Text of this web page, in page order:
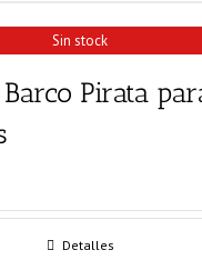
Sin stock
Pirata
Detalles